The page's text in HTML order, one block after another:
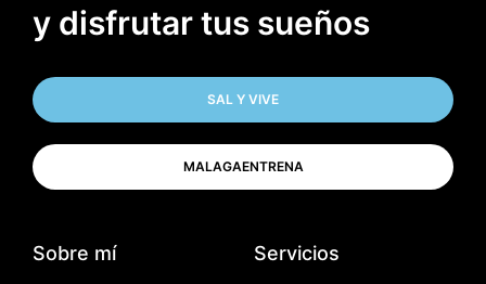
y disfrutar tus sueños
SAL Y VIVE
MALAGAENTRENA
Sobre mí Servicios